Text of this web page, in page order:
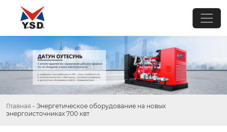
Главная - Энергетическое оборудование на новых
энергоисточниках 700 квт